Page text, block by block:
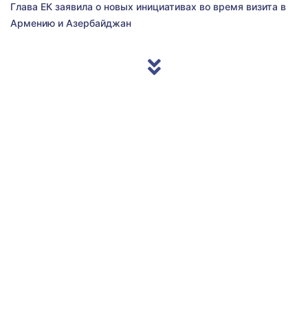
Глава ЕК заявила о новых инициативах во время визита в
Армению и Азербайджан